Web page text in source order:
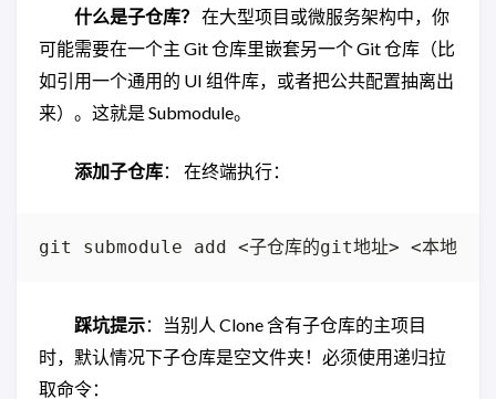
什么是子仓库？ 在大型项目或微服务架构中，你
可能需要在一个主 Git 仓库里嵌套另一个 Git 仓库（比
如引用一个通用的 UI 组件库，或者把公共配置抽离出
来）。这就是 Submodule。
添加子仓库： 在终端执行：
踩坑提示：当别人 Clone 含有子仓库的主项目
时，默认情况下子仓库是空文件夹！必须使用递归拉
取命令：